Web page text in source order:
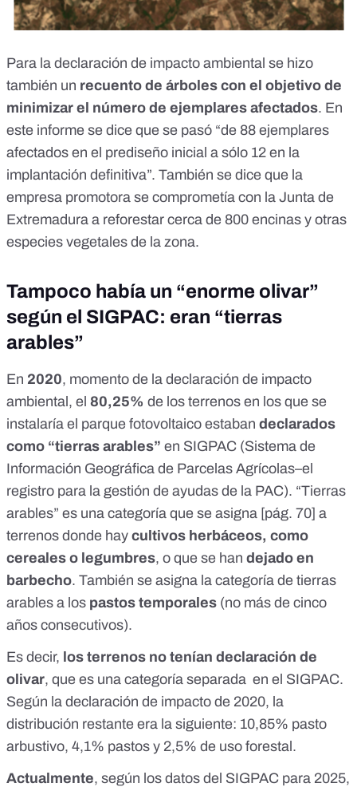
Para la declaración de impacto ambiental se hizo
también un recuento de árboles con el objetivo de
minimizar el número de ejemplares afectados. En
este informe se dice que se pasó “de 88 ejemplares
afectados en el prediseño inicial a sólo 12 en la
implantación definitiva”. También se dice que la
empresa promotora se comprometía con la Junta de
Extremadura a reforestar cerca de 800 encinas y otras
especies vegetales de la zona.
Tampoco había un “enorme olivar”
según el SIGPAC: eran “tierras
arables”
En 2020, momento de la declaración de impacto
ambiental, el 80,25% de los terrenos en los que se
instalaría el parque fotovoltaico estaban declarados
como “tierras arables” en SIGPAC (Sistema de
Información Geográfica de Parcelas Agrícolas–el
registro para la gestión de ayudas de la PAC). “Tierras
arables” es una categoría que se asigna [pág. 70] a
terrenos donde hay cultivos herbáceos, como
cereales o legumbres, o que se han dejado en
barbecho. También se asigna la categoría de tierras
arables a los pastos temporales (no más de cinco
años consecutivos).
Es decir, los terrenos no tenían declaración de
olivar, que es una categoría separada en el SIGPAC.
Según la declaración de impacto de 2020, la
distribución restante era la siguiente: 10,85% pasto
arbustivo, 4,1% pastos y 2,5% de uso forestal.
Actualmente, según los datos del SIGPAC para 2025,